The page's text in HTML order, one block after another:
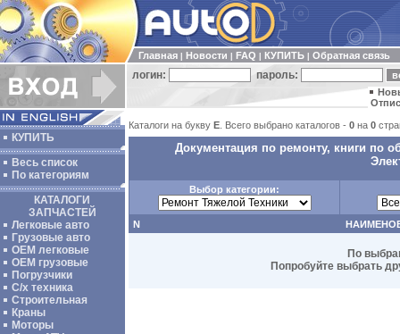
Главная Новости FAQ КУПИТЬ Обратная связь
логин: пароль:
КУПИТЬ
Весь список
По категориям
КАТАЛОГИ
ЗАПЧАСТЕЙ
Легковые авто
Грузовые авто
ОЕМ легковые
OEM грузовые
Погрузчики
С/х техника
Строительная
Краны
Моторы
Каталоги на букву E . Всего выбрано каталогов - 0 на 0
Документация по ремонту, книги по
Выбор категории:
N
По
Попробуйте выбрать